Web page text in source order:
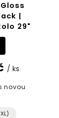
|
29"
/ ks
novou